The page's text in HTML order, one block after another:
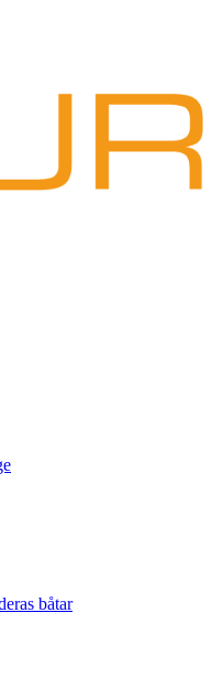
båtar